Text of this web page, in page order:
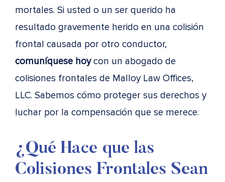
mortales. Si usted o un ser querido ha
resultado gravemente herido en una colisión
frontal causada por otro conductor,
comuníquese hoycon un abogado de
colisiones frontales de Malloy Law Offices,
LLC. Sabemos cómo proteger sus derechos y
luchar por la compensación que se merece.
¿Qué Hace que las
Colisiones Frontales Sean